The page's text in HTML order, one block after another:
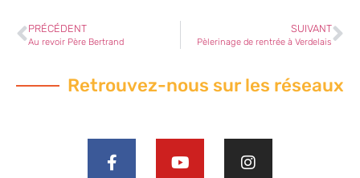
PRÉCÉDENT
Au revoir Père Bertrand
SUIVANT
Pèlerinage de rentrée à Verdelais
Retrouvez-nous sur les réseaux